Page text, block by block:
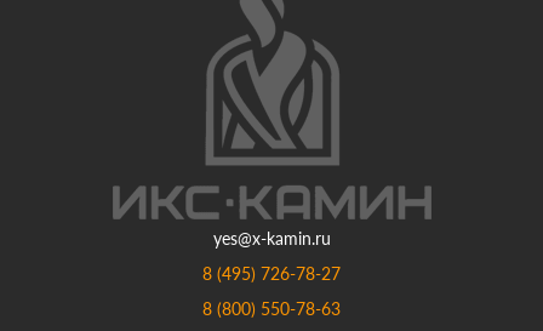
yes@x-kamin.ru
8 (495) 726-78-27
8 (800) 550-78-63